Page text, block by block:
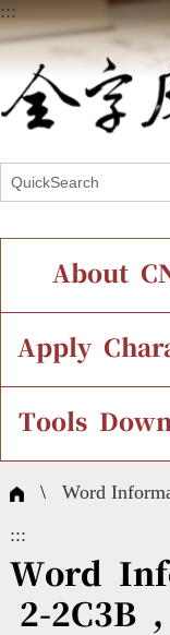
:::
About
Chinese
Terms
IDS
Composite
Bopomofo
Apply
Application
Font
Character
CNS
Tools
Character
Fonts
FAQ
\Word
:::
Word
2-2C3B